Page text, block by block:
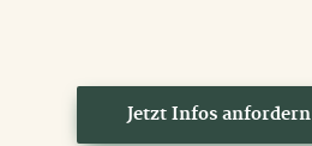
Jetzt Infos anfordern